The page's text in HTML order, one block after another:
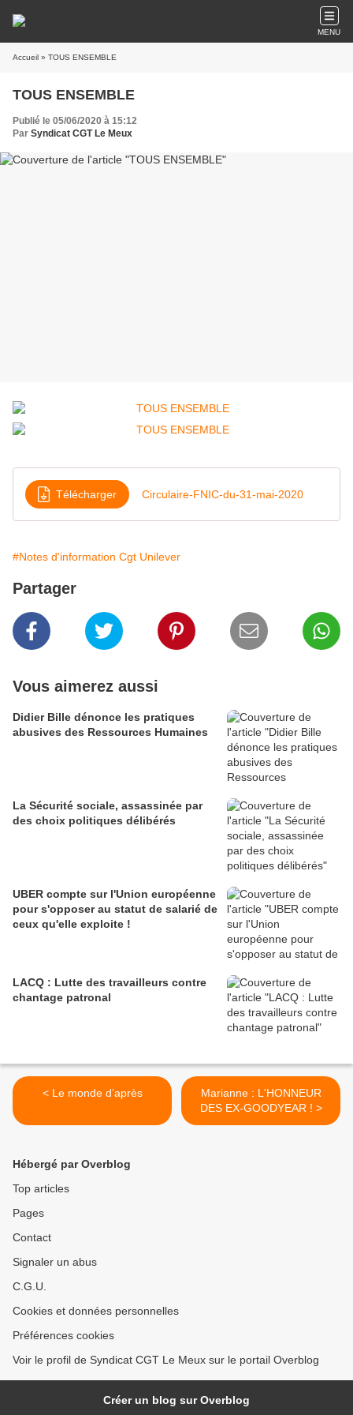
MENU
Accueil » TOUS ENSEMBLE
TOUS ENSEMBLE
Publié le 05/06/2020 à 15:12
Par Syndicat CGT Le Meux
Télécharger Circulaire-FNIC-du-31-mai-2020
#Notes d'information Cgt Unilever
Partager
Vous aimerez aussi
Didier Bille dénonce les pratiques
abusives des Ressources Humaines
La Sécurité sociale, assassinée par
des choix politiques délibérés
UBER compte sur l'Union européenne
pour s'opposer au statut de salarié de
ceux qu'elle exploite !
LACQ : Lutte des travailleurs contre
chantage patronal
< Le monde d’après
Marianne : L'HONNEUR
DES EX-GOODYEAR ! >
Hébergé par Overblog
Top articles
Pages
Contact
Signaler un abus
C.G.U.
Cookies et données personnelles
Préférences cookies
Voir le profil de Syndicat CGT Le Meux sur le portail Overblog
Créer un blog sur Overblog